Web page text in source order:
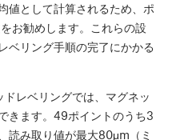
値として計算されるため、ポ
お勧めします。これらの設
ベリング手順の完了にかかる
レベリングでは、マグネッ
きます。49ポイントのうち3
読み取り値が最大80μm（ミ